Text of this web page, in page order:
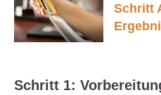
Schritt
Schritt 1: